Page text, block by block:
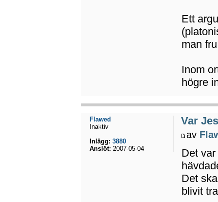
Ett
man
Inom
högre
Var
av
Det
Det
blivit
Flawed
Inaktiv
Inlägg: 3880
Anslöt: 2007-05-04